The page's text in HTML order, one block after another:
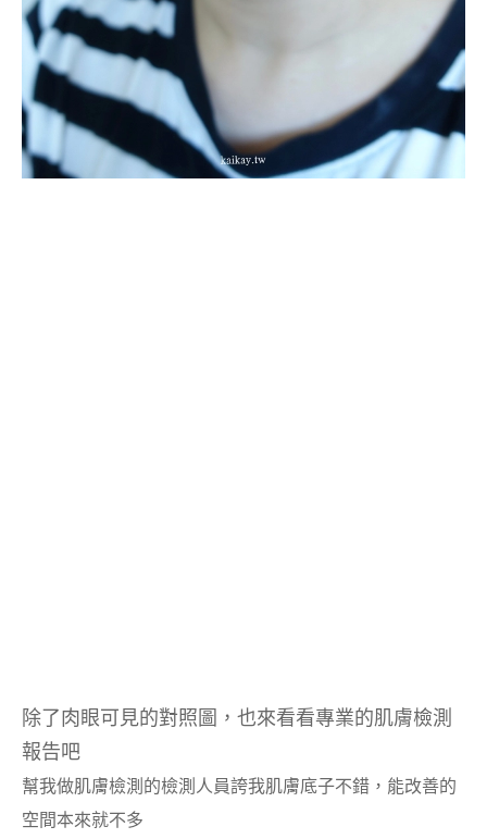
除了肉眼可見的對照圖，也來看看專業的肌膚檢測
報告吧
幫我做肌膚檢測的檢測人員誇我肌膚底子不錯，能改善的
空間本來就不多